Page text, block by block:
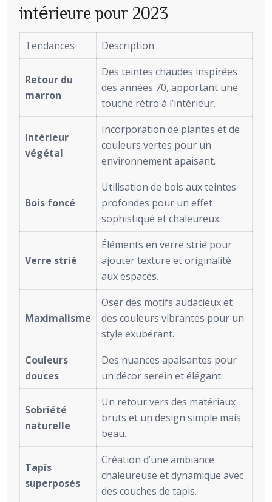
intérieure pour 2023
Tendances Description
Retour du
marron
Des teintes chaudes inspirées
des années 70, apportant une
touche rétro à l’intérieur.
Intérieur
végétal
Incorporation de plantes et de
couleurs vertes pour un
environnement apaisant.
Bois foncé
Utilisation de bois aux teintes
profondes pour un effet
sophistiqué et chaleureux.
Verre strié
Éléments en verre strié pour
ajouter texture et originalité
aux espaces.
Maximalisme
Oser des motifs audacieux et
des couleurs vibrantes pour un
style exubérant.
Couleurs
douces
Des nuances apaisantes pour
un décor serein et élégant.
Sobriété
naturelle
Un retour vers des matériaux
bruts et un design simple mais
beau.
Tapis
superposés
Création d’une ambiance
chaleureuse et dynamique avec
des couches de tapis.